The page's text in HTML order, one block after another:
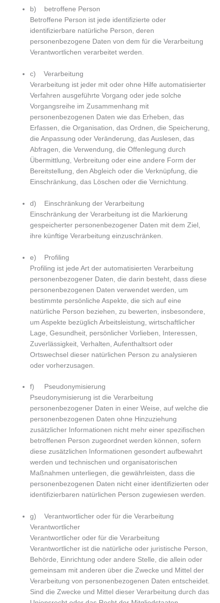
b) betroffene Person
Betroffene Person ist jede identifizierte oder
identifizierbare natürliche Person, deren
personenbezogene Daten von dem für die Verarbeitung
Verantwortlichen verarbeitet werden.
c) Verarbeitung
Verarbeitung ist jeder mit oder ohne Hilfe automatisierter
Verfahren ausgeführte Vorgang oder jede solche
Vorgangsreihe im Zusammenhang mit
personenbezogenen Daten wie das Erheben, das
Erfassen, die Organisation, das Ordnen, die Speicherung,
die Anpassung oder Veränderung, das Auslesen, das
Abfragen, die Verwendung, die Offenlegung durch
Übermittlung, Verbreitung oder eine andere Form der
Bereitstellung, den Abgleich oder die Verknüpfung, die
Einschränkung, das Löschen oder die Vernichtung.
d) Einschränkung der Verarbeitung
Einschränkung der Verarbeitung ist die Markierung
gespeicherter personenbezogener Daten mit dem Ziel,
ihre künftige Verarbeitung einzuschränken.
e) Profiling
Profiling ist jede Art der automatisierten Verarbeitung
personenbezogener Daten, die darin besteht, dass diese
personenbezogenen Daten verwendet werden, um
bestimmte persönliche Aspekte, die sich auf eine
natürliche Person beziehen, zu bewerten, insbesondere,
um Aspekte bezüglich Arbeitsleistung, wirtschaftlicher
Lage, Gesundheit, persönlicher Vorlieben, Interessen,
Zuverlässigkeit, Verhalten, Aufenthaltsort oder
Ortswechsel dieser natürlichen Person zu analysieren
oder vorherzusagen.
f) Pseudonymisierung
Pseudonymisierung ist die Verarbeitung
personenbezogener Daten in einer Weise, auf welche die
personenbezogenen Daten ohne Hinzuziehung
zusätzlicher Informationen nicht mehr einer spezifischen
betroffenen Person zugeordnet werden können, sofern
diese zusätzlichen Informationen gesondert aufbewahrt
werden und technischen und organisatorischen
Maßnahmen unterliegen, die gewährleisten, dass die
personenbezogenen Daten nicht einer identifizierten oder
identifizierbaren natürlichen Person zugewiesen werden.
g) Verantwortlicher oder für die Verarbeitung
Verantwortlicher
Verantwortlicher oder für die Verarbeitung
Verantwortlicher ist die natürliche oder juristische Person,
Behörde, Einrichtung oder andere Stelle, die allein oder
gemeinsam mit anderen über die Zwecke und Mittel der
Verarbeitung von personenbezogenen Daten entscheidet.
Sind die Zwecke und Mittel dieser Verarbeitung durch das